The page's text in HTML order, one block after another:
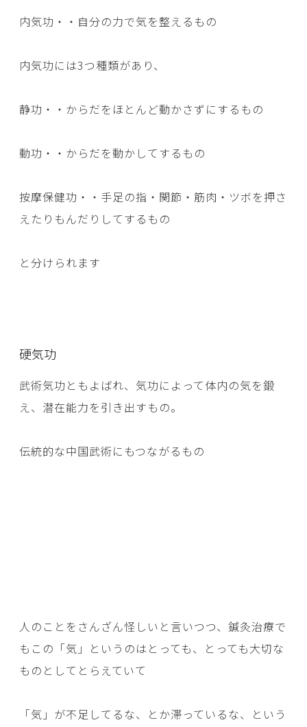
内気功・・自分の力で気を整えるもの
内気功には3つ種類があり、
静功・・からだをほとんど動かさずにするもの
動功・・からだを動かしてするもの
按摩保健功・・手足の指・関節・筋肉・ツボを押さ
えたりもんだりしてするもの
と分けられます
硬気功
武術気功ともよばれ、気功によって体内の気を鍛
え、潜在能力を引き出すもの。
伝統的な中国武術にもつながるもの
人のことをさんざん怪しいと言いつつ、鍼灸治療で
もこの「気」というのはとっても、とっても大切な
ものとしてとらえていて
「気」が不足してるな、とか滞っているな、という